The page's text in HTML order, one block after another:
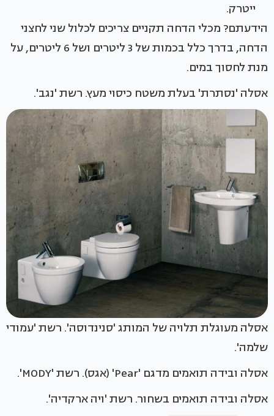
ייטרק.
הידעתם? מכלי הדחה תקניים צריכים לכלול שני לחצני
הדחה, בדרך כלל בכמות של 3 ליטרים ושל 6 ליטרים, על
מנת לחסוך במים.
אסלה 'נסתרת' בעלת משטח כיסוי מעץ. רשת 'נגב'.
אסלה מעוגלת תלויה של המותג 'סנינדוסה'. רשת 'עמודי
שלמה'.
אסלה ובידה תואמים מדגם 'Pear' (אגס). רשת 'MODY'.
אסלה ובידה תואמים בשחור. רשת 'ויה ארקדיה'.